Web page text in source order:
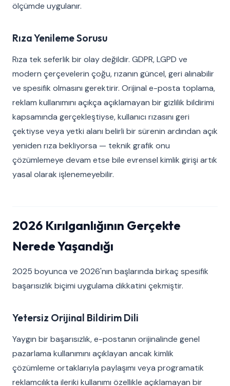
ölçümde uygulanır.
Rıza Yenileme Sorusu
Rıza tek seferlik bir olay değildir. GDPR, LGPD ve
modern çerçevelerin çoğu, rızanın güncel, geri alınabilir
ve spesifik olmasını gerektirir. Orijinal e-posta toplama,
reklam kullanımını açıkça açıklamayan bir gizlilik bildirimi
kapsamında gerçekleştiyse, kullanıcı rızasını geri
çektiyse veya yetki alanı belirli bir sürenin ardından açık
yeniden rıza bekliyorsa — teknik grafik onu
çözümlemeye devam etse bile evrensel kimlik girişi artık
yasal olarak işlenemeyebilir.
2026 Kırılganlığının Gerçekte
Nerede Yaşandığı
2025 boyunca ve 2026'nın başlarında birkaç spesifik
başarısızlık biçimi uygulama dikkatini çekmiştir.
Yetersiz Orijinal Bildirim Dili
Yaygın bir başarısızlık, e-postanın orijinalinde genel
pazarlama kullanımını açıklayan ancak kimlik
çözümleme ortaklarıyla paylaşımı veya programatik
reklamcılıkta ileriki kullanımı özellikle açıklamayan bir